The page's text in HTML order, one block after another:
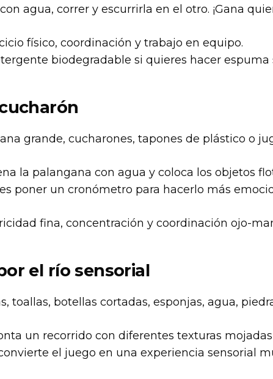
agua, correr y escurrirla en el otro. ¡Gana
físico, coordinación y trabajo en equipo.
biodegradable si quieres hacer espuma
grande, cucharones, tapones de plástico o
la palangana con agua y coloca los objetos
poner un cronómetro para hacerlo más
fina, concentración y coordinación ojo-
el río sensorial
toallas, botellas cortadas, esponjas, agua,
un recorrido con diferentes texturas
el juego en una experiencia sensorial